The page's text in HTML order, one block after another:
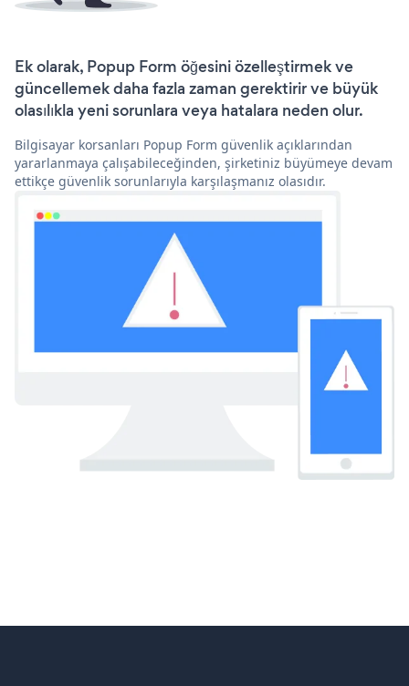
Ek olarak, Popup Form öğesini özelleştirmek ve
güncellemek daha fazla zaman gerektirir ve büyük
olasılıkla yeni sorunlara veya hatalara neden olur.
Bilgisayar korsanları Popup Form güvenlik açıklarından
yararlanmaya çalışabileceğinden, şirketiniz büyümeye devam
ettikçe güvenlik sorunlarıyla karşılaşmanız olasıdır.